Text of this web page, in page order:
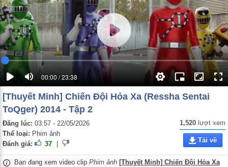
00:00 / 23:38
[Thuyết Minh] Chiến Đội Hỏa Xa (Ressha Sentai
ToQger) 2014 - Tập 2
Đăng lúc: 03:57 - 22/05/2026
Thể loại: Phim ảnh
Đánh giá:
37
1,520 lượt xem
Tải về
Bạn đang xem video clip Phim ảnh [Thuyết Minh] Chiến Đội Hỏa Xa